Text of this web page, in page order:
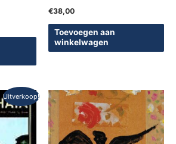
€38,00
Toevoegen aan
winkelwagen
Uitverkoop!